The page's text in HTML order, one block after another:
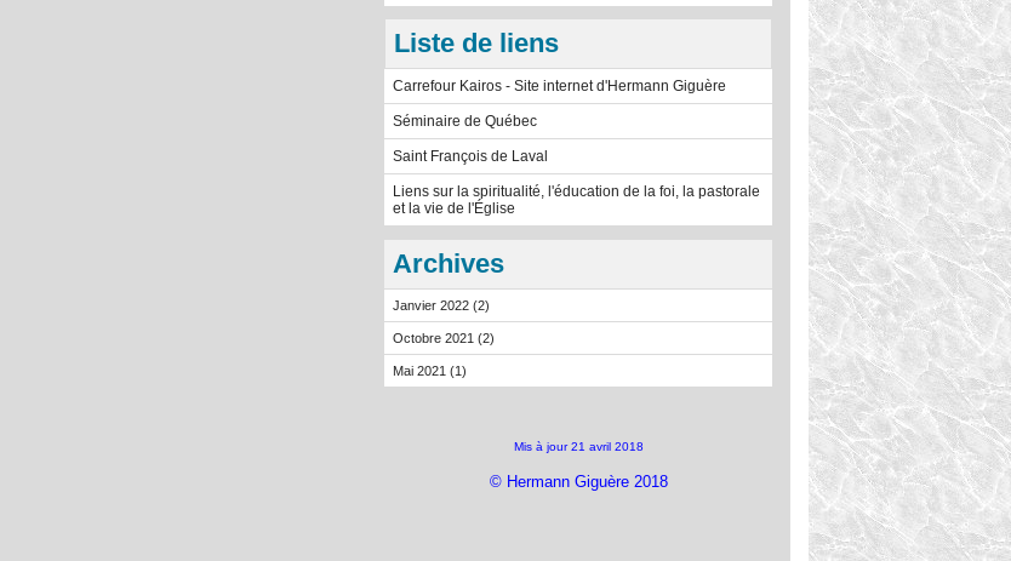
Liste de liens
Carrefour Kairos - Site internet d'Hermann Giguère
Séminaire de Québec
Saint François de Laval
Liens sur la spiritualité, l'éducation de la foi, la pastorale
et la vie de l'Église
Archives
Janvier 2022 (2)
Octobre 2021 (2)
Mai 2021 (1)
Mis à jour 21 avril 2018
© Hermann Giguère 2018